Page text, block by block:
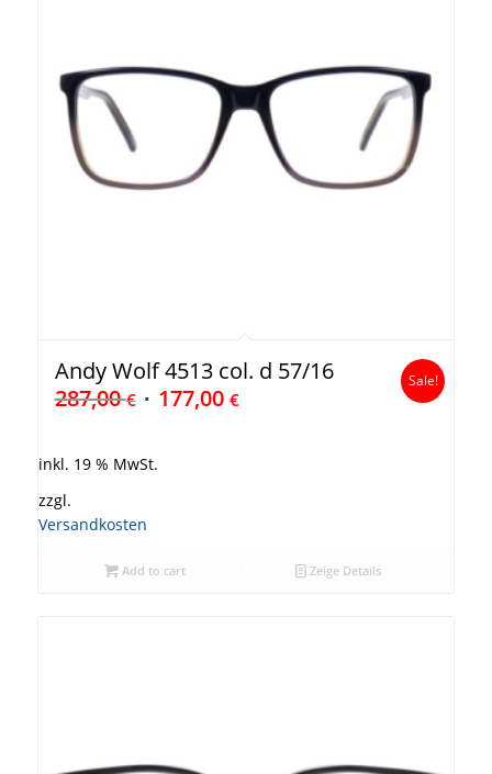
Andy Wolf 4513 col. d 57/16
287,00€ 177,00 €
Sale!
inkl. 19 % MwSt.
zzgl.
Versandkosten
Add to cart Zeige Details